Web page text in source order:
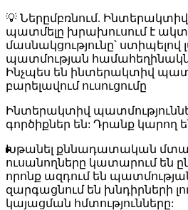
💡 Ներըմբռնում. Ինտերակտիվ
պատմելը խրախուսում է
մասնակցությունը՝ ստիպելով
պատմության
Ինչպես են ինտերակտիվ
բարելավում ուսուցումը
Ինտերակտիվ
գործիքներ են: Դրանք կարող
Խթանել քննադատական
ուսանողները կատարում են
որոնք ազդում են
զարգացնում են խնդիրների
կայացման հմտությունները: